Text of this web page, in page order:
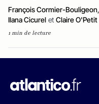
François Cormier-Bouligeon,
Ilana Cicurel et Claire O'Petit
1 min de lecture